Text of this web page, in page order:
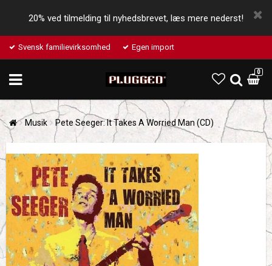
20% ved tilmelding til nyhedsbrevet, læs mere nederst!
Svensk familievirksomhed Egen import
0
Musik Pete Seeger: It Takes A Worried Man (CD)